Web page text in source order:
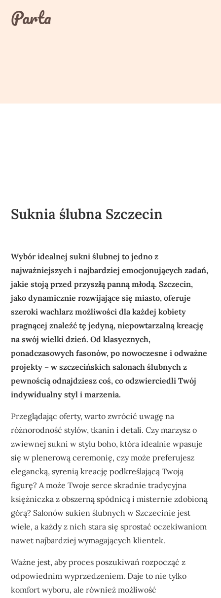
contentParta
Suknia ślubna Szczecin
Wybór idealnej sukni ślubnej to jedno z
najważniejszych i najbardziej emocjonujących zadań,
jakie stoją przed przyszłą panną młodą. Szczecin,
jako dynamicznie rozwijające się miasto, oferuje
szeroki wachlarz możliwości dla każdej kobiety
pragnącej znaleźć tę jedyną, niepowtarzalną kreację
na swój wielki dzień. Od klasycznych,
ponadczasowych fasonów, po nowoczesne i odważne
projekty – w szczecińskich salonach ślubnych z
pewnością odnajdziesz coś, co odzwierciedli Twój
indywidualny styl i marzenia.
Przeglądając oferty, warto zwrócić uwagę na
różnorodność stylów, tkanin i detali. Czy marzysz o
zwiewnej sukni w stylu boho, która idealnie wpasuje
się w plenerową ceremonię, czy może preferujesz
elegancką, syrenią kreację podkreślającą Twoją
figurę? A może Twoje serce skradnie tradycyjna
księżniczka z obszerną spódnicą i misternie zdobioną
górą? Salonów sukien ślubnych w Szczecinie jest
wiele, a każdy z nich stara się sprostać oczekiwaniom
nawet najbardziej wymagających klientek.
Ważne jest, aby proces poszukiwań rozpocząć z
odpowiednim wyprzedzeniem. Daje to nie tylko
komfort wyboru, ale również możliwość